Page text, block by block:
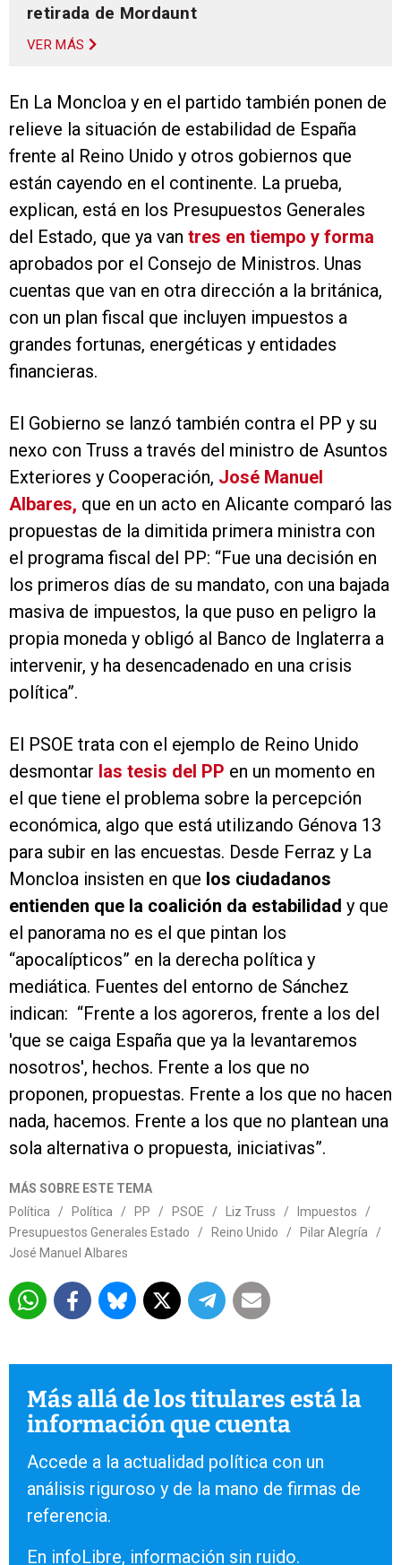
retirada de Mordaunt
VER MÁS
En La Moncloa y en el partido también ponen de
relieve la situación de estabilidad de España
frente al Reino Unido y otros gobiernos que
están cayendo en el continente. La prueba,
explican, está en los Presupuestos Generales
del Estado, que ya van tres en tiempo y forma
aprobados por el Consejo de Ministros. Unas
cuentas que van en otra dirección a la británica,
con un plan fiscal que incluyen impuestos a
grandes fortunas, energéticas y entidades
financieras.
El Gobierno se lanzó también contra el PP y su
nexo con Truss a través del ministro de Asuntos
Exteriores y Cooperación, José Manuel
Albares, que en un acto en Alicante comparó las
propuestas de la dimitida primera ministra con
el programa fiscal del PP: “Fue una decisión en
los primeros días de su mandato, con una bajada
masiva de impuestos, la que puso en peligro la
propia moneda y obligó al Banco de Inglaterra a
intervenir, y ha desencadenado en una crisis
política”.
El PSOE trata con el ejemplo de Reino Unido
desmontar las tesis del PP en un momento en
el que tiene el problema sobre la percepción
económica, algo que está utilizando Génova 13
para subir en las encuestas. Desde Ferraz y La
Moncloa insisten en que los ciudadanos
entienden que la coalición da estabilidad y que
el panorama no es el que pintan los
“apocalípticos” en la derecha política y
mediática. Fuentes del entorno de Sánchez
indican: “Frente a los agoreros, frente a los del
'que se caiga España que ya la levantaremos
nosotros', hechos. Frente a los que no
proponen, propuestas. Frente a los que no hacen
nada, hacemos. Frente a los que no plantean una
sola alternativa o propuesta, iniciativas”.
MÁS SOBRE ESTE TEMA
Política
/ Política / PP / PSOE / Liz Truss / Impuestos
/
Presupuestos Generales Estado
/ Reino Unido / Pilar Alegría
/
José Manuel Albares
Más allá de los titulares está la
información que cuenta
Accede a la actualidad política con un
análisis riguroso y de la mano de firmas de
referencia.
En infoLibre, información sin ruido.